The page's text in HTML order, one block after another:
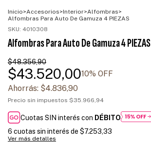
Inicio>Accesorios>Interior>Alfombras>
Alfombras Para Auto De Gamuza 4 PIEZAS
SKU: 4010308
Alfombras Para Auto De Gamuza 4 PIEZAS
$48.356,90
$43.520,0010% OFF
Ahorrás: $4.836,90
Precio sin impuestos $35.966,94
Cuotas SIN interés con DÉBITO
6 cuotas sin interés de $7.253,33
Ver más detalles